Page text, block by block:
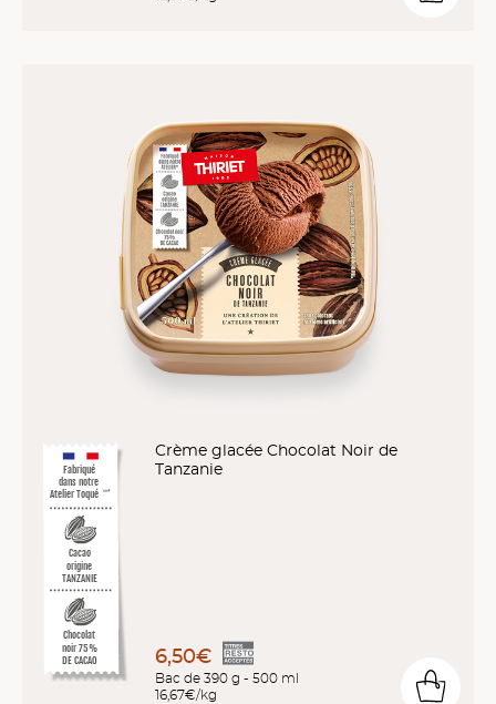
Fabriqué
dans notre
Atelier Toqué
™*
Cacao
origine
TANZANIE
Chocolat
noir 75%
DE CACAO
Crème glacée Chocolat Noir de
Tanzanie
6,50€
Bac de 390 g - 500 ml
16,67€/kg